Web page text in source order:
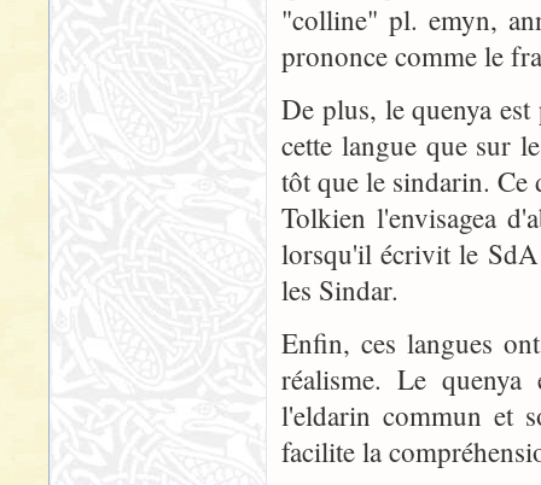
"colline" pl. emyn,
prononce comme le
De plus, le quenya
cette langue que sur
tôt que le sindarin.
Tolkien l'envisagea
lorsqu'il écrivit le
les Sindar.
Enfin, ces langues
réalisme. Le quenya
l'eldarin commun et
facilite la